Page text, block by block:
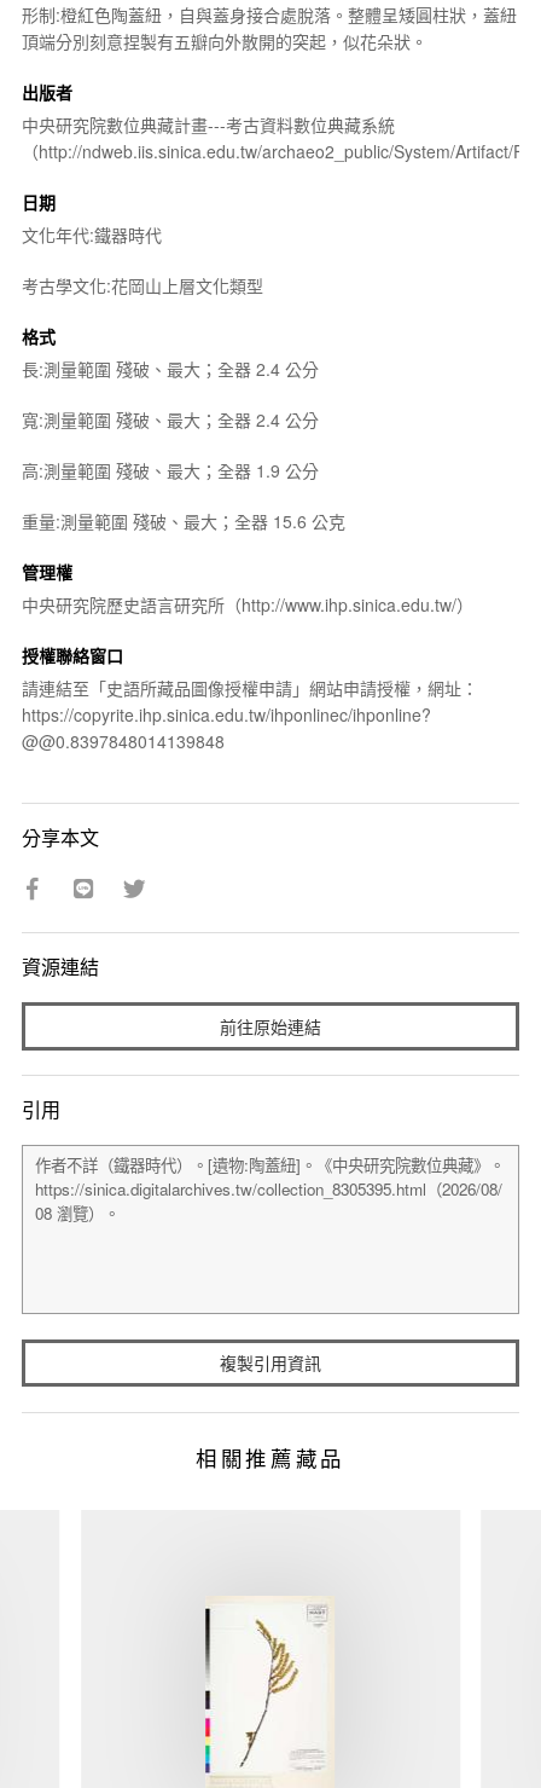
形制:橙紅色陶蓋紐，自與蓋身接合處脫落。整體呈矮圓柱狀，蓋紐
頂端分別刻意捏製有五瓣向外散開的突起，似花朵狀。
出版者
中央研究院數位典藏計畫---考古資料數位典藏系統
（http://ndweb.iis.sinica.edu.tw/archaeo2_public/System/Artifact/
日期
文化年代:鐵器時代
考古學文化:花岡山上層文化類型
格式
長:測量範圍 殘破、最大；全器 2.4 公分
寬:測量範圍 殘破、最大；全器 2.4 公分
高:測量範圍 殘破、最大；全器 1.9 公分
重量:測量範圍 殘破、最大；全器 15.6 公克
管理權
中央研究院歷史語言研究所（http://www.ihp.sinica.edu.tw/）
授權聯絡窗口
請連結至「史語所藏品圖像授權申請」網站申請授權，網址：
https://copyrite.ihp.sinica.edu.tw/ihponlinec/ihponline?
@@0.8397848014139848
分享本文
資源連結
前往原始連結
引用
複製引用資訊
相關推薦藏品